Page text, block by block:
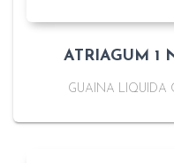
ATRIAGUM 1
GUAINA LIQUIDA